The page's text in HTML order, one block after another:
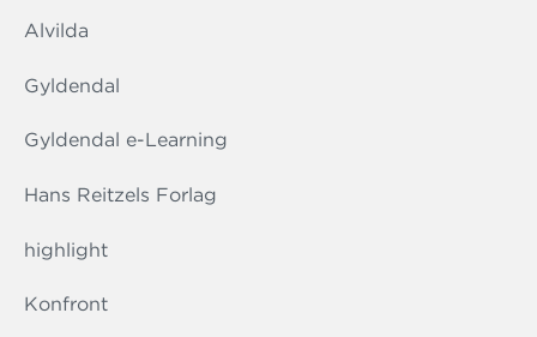
Alvilda
Gyldendal
Gyldendal e-Learning
Hans Reitzels Forlag
highlight
Konfront